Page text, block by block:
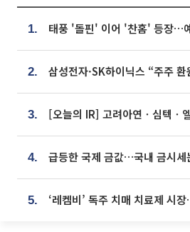
1.
2. 삼성전자·SK하이닉스 “주주
3. [오늘의 IR] 고려아연ㆍ심텍ㆍ
4. 급등한 국제 금값…국내 금시세
5.